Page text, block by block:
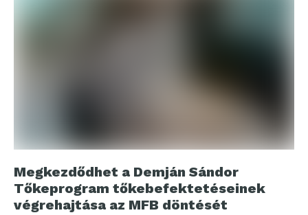
Megkezdődhet a Demján Sándor
Tőkeprogram tőkebefektetéseinek
végrehajtása az MFB döntését